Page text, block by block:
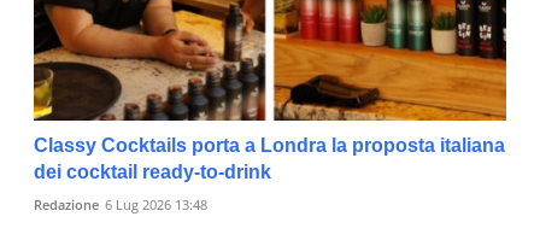
Classy Cocktails porta a Londra la proposta italiana
dei cocktail ready-to-drink
Redazione 6 Lug 2026 13:48